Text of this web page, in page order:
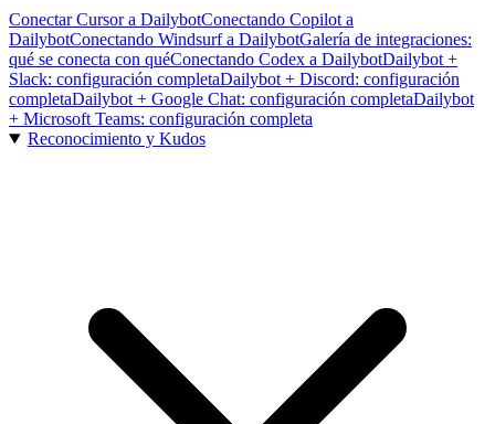
Conectar Cursor a DailybotConectando Copilot a
DailybotConectando Windsurf a DailybotGalería de integraciones:
qué se conecta con quéConectando Codex a DailybotDailybot +
Slack: configuración completaDailybot + Discord: configuración
completaDailybot + Google Chat: configuración completaDailybot
+ Microsoft Teams: configuración completa
Reconocimiento y Kudos